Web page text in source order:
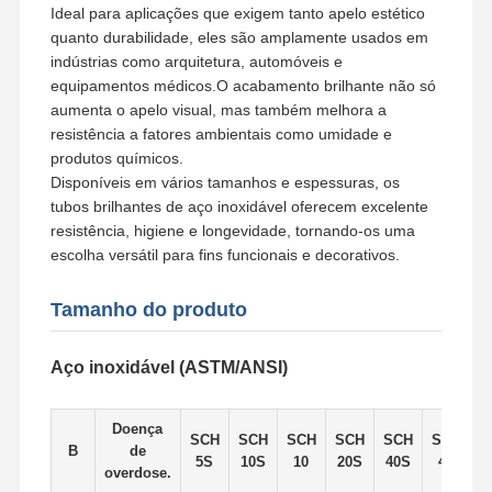
Tubulações sem emenda de aço inoxidável
Encaixes de tubulação sanitária de aço inoxidável
TUBO DOS VAGABUNDOS
Tubulações soldadas de aço inoxidável
Folha de aço inoxidável da bobina
Ideal para aplicações que exigem tanto apelo estético
quanto durabilidade, eles são amplamente usados em
indústrias como arquitetura, automóveis e
equipamentos médicos.O acabamento brilhante não só
aumenta o apelo visual, mas também melhora a
resistência a fatores ambientais como umidade e
produtos químicos.
Disponíveis em vários tamanhos e espessuras, os
tubos brilhantes de aço inoxidável oferecem excelente
resistência, higiene e longevidade, tornando-os uma
escolha versátil para fins funcionais e decorativos.
Tamanho do produto
Aço inoxidável (ASTM/ANSI)
B
Doença
de
overdose.
SCH
5S
SCH
10S
SCH
10
SCH
20S
SCH
40S
SCH
40